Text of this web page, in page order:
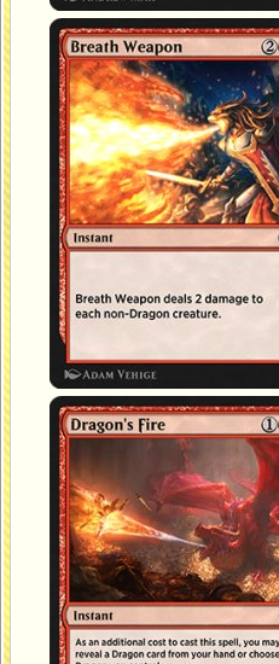
Arme de souffle
Feu du dragon